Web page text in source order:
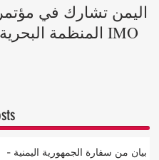
اليمن تشارك في
المنظمة البحرية الدولية IMO
بيان من سفارة الجمهورية اليمنية -